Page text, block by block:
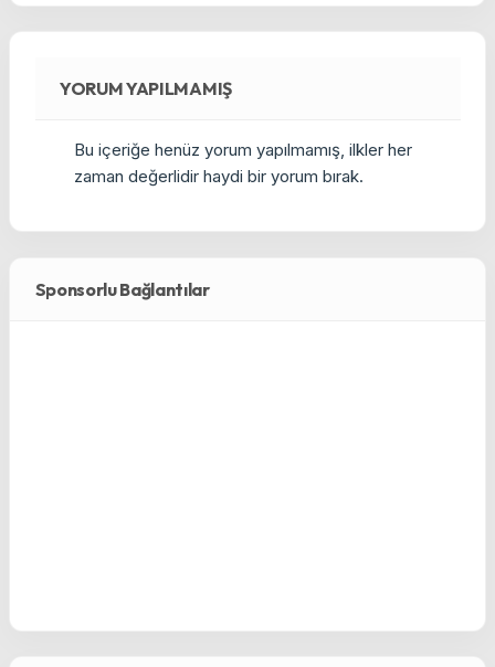
YORUM YAPILMAMIŞ
Bu içeriğe henüz yorum yapılmamış, ilkler her
zaman değerlidir haydi bir yorum bırak.
Sponsorlu Bağlantılar